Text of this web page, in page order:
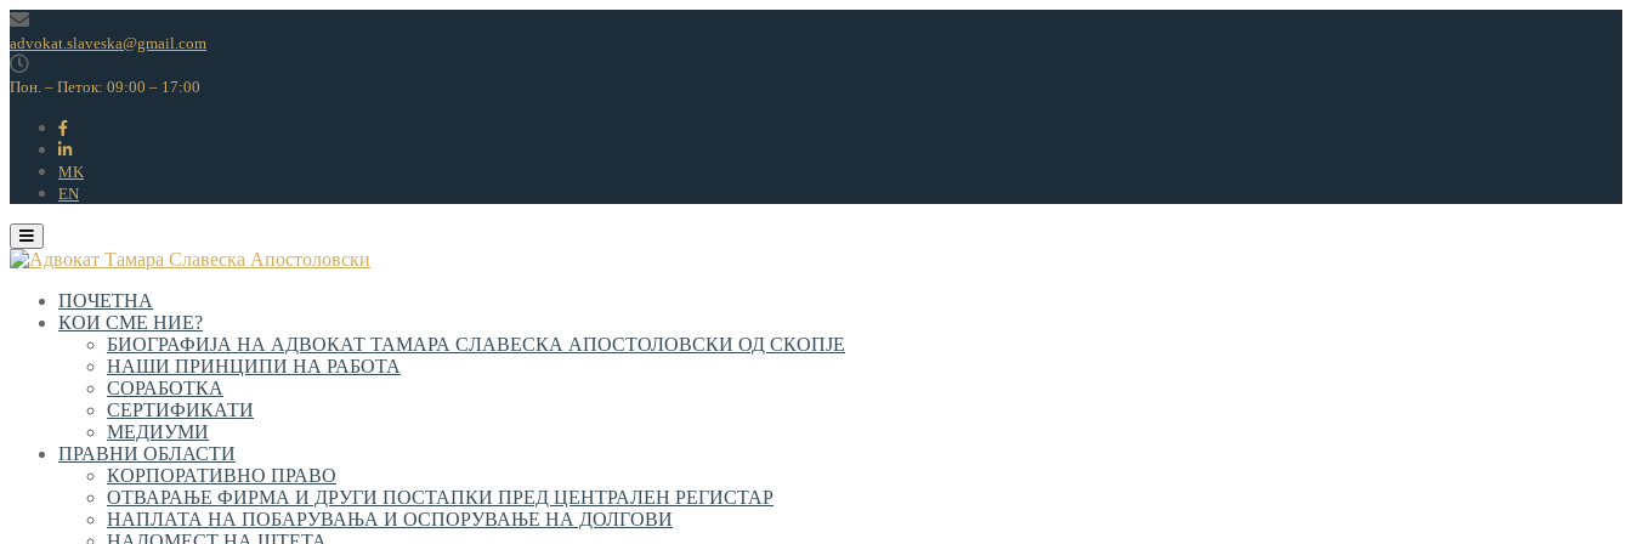
Skip
to
content
advokat.slaveska@gmail.com
Пон. – Петок: 09:00 – 17:00
MK
EN
ПОЧЕТНА
КОИ СМЕ НИЕ?
БИОГРАФИЈА НА АДВОКАТ ТАМАРА СЛАВЕСКА АПОСТОЛОВСКИ ОД СКОПЈЕ
НАШИ ПРИНЦИПИ НА РАБОТА
СОРАБОТКА
СЕРТИФИКАТИ
МЕДИУМИ
ПРАВНИ ОБЛАСТИ
КОРПОРАТИВНО ПРАВО
ОТВАРАЊЕ ФИРМА И ДРУГИ ПОСТАПКИ ПРЕД ЦЕНТРАЛЕН РЕГИСТАР
НАПЛАТА НА ПОБАРУВАЊА И ОСПОРУВАЊЕ НА ДОЛГОВИ